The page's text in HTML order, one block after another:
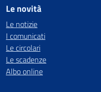
Le novità
Le notizie
I comunicati
Le circolari
Le scadenze
Albo online